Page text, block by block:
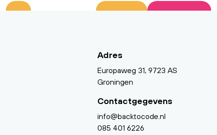
Adres
Europaweg 31, 9723 AS
Groningen
Contactgegevens
info@backtocode.nl
085 401 6226